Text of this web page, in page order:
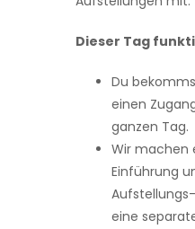
Dieser Tag
Du
einen
ganzen Tag.
Wir machen
Einführung
eine